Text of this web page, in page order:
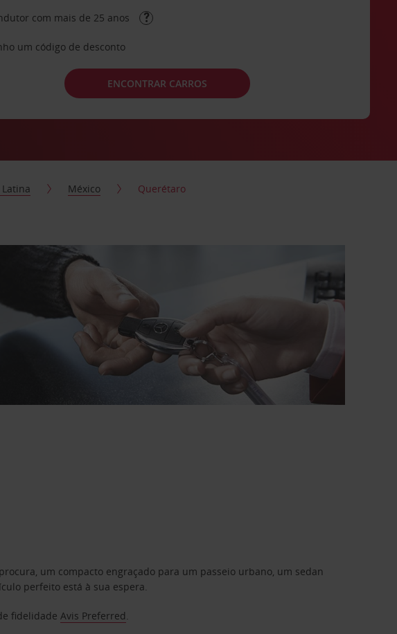
com mais de 25 anos
um código de desconto
ENCONTRAR CARROS
México Querétaro
um compacto engraçado para um passeio urbano, um sedan
perfeito está à sua espera.
fidelidadeAvis Preferred.